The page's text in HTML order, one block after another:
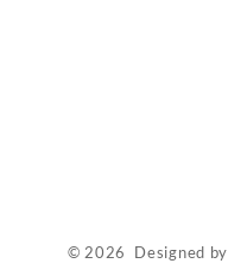
© 2026 Designed by